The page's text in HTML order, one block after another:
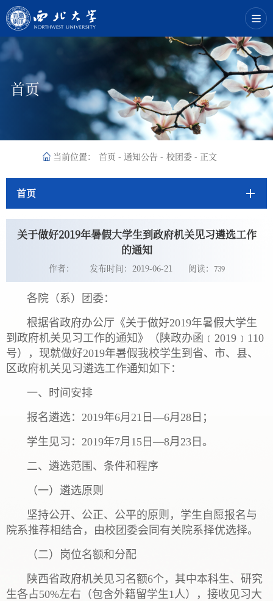
首页
当前位置： 首页 - 通知公告 - 校团委 - 正文
首页
关于做好2019年暑假大学生到政府机关见习遴选工作
的通知
作者： 发布时间：2019-06-21 阅读： 739
各院（系）团委：
根据省政府办公厅《关于做好2019年暑假大学生
到政府机关见习工作的通知》（陕政办函﹝2019﹞110
号），现就做好2019年暑假我校学生到省、市、县、
区政府机关见习遴选工作通知如下：
一、时间安排
报名遴选：2019年6月21日—6月28日；
学生见习：2019年7月15日—8月23日。
二、遴选范围、条件和程序
（一）遴选原则
坚持公开、公正、公平的原则，学生自愿报名与
院系推荐相结合，由校团委会同有关院系择优选择。
（二）岗位名额和分配
陕西省政府机关见习名额6个，其中本科生、研究
生各占50%左右（包含外籍留学生1人），接收见习大